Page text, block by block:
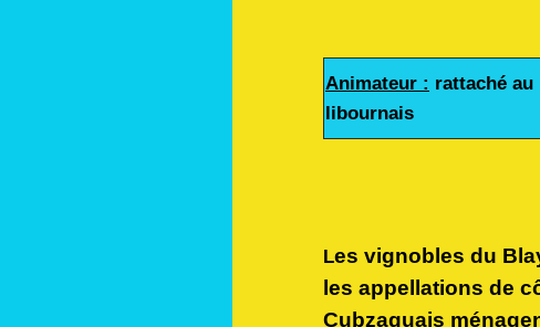
Animateur : rattaché au
libournais
Les vignobles du
les appellations de
Cubzaguais